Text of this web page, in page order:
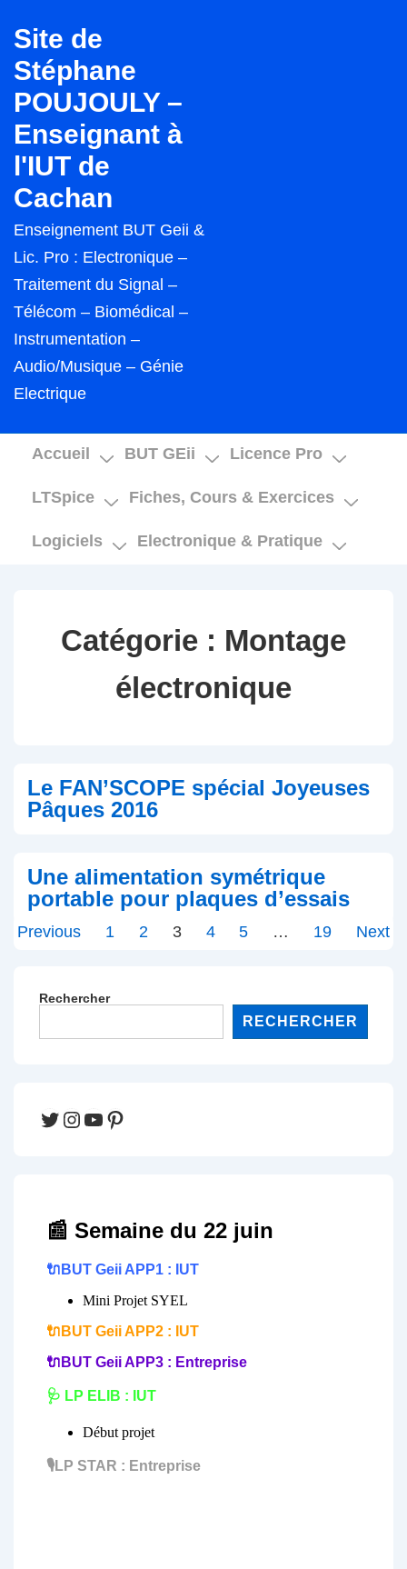
passer
au
contenu
principal
Site de
Stéphane
POUJOULY –
Enseignant à
l'IUT de
Cachan
Enseignement BUT Geii &
Lic. Pro : Electronique –
Traitement du Signal –
Télécom – Biomédical –
Instrumentation –
Audio/Musique – Génie
Electrique
Main
Accueil BUT GEii Licence Pro
LTSpice Fiches, Cours & Exercices
Logiciels Electronique & Pratique
Catégorie : Montage
électronique
Le FAN’SCOPE spécial Joyeuses
Pâques 2016
Une alimentation symétrique
portable pour plaques d’essais
Pagination
Previous 1 2 3 4 5 … 19 Next
Rechercher
RECHERCHER
Twitter
Instagram
YouTube
Pinterest